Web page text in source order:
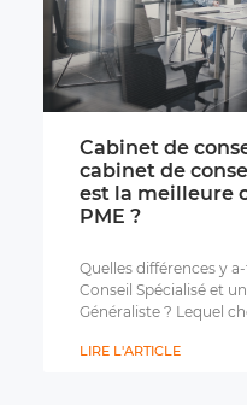
Cabinet de
cabinet de
est la meilleure
PME ?
Quelles différences y
Conseil Spécialisé et
Généraliste ? Lequel
LIRE L'ARTICLE